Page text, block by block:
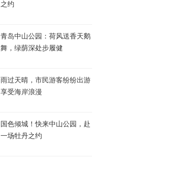
之约
青岛中山公园：荷风送香天鹅
舞，绿荫深处步履健
雨过天晴，市民游客纷纷出游
享受海岸浪漫
国色倾城！快来中山公园，赴
一场牡丹之约